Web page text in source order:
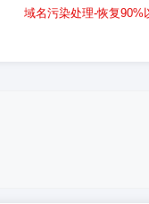
域名污染处理-恢复90%